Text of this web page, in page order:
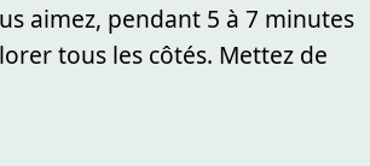
aimez, pendant 5 à 7 minutes
tous les côtés. Mettez de